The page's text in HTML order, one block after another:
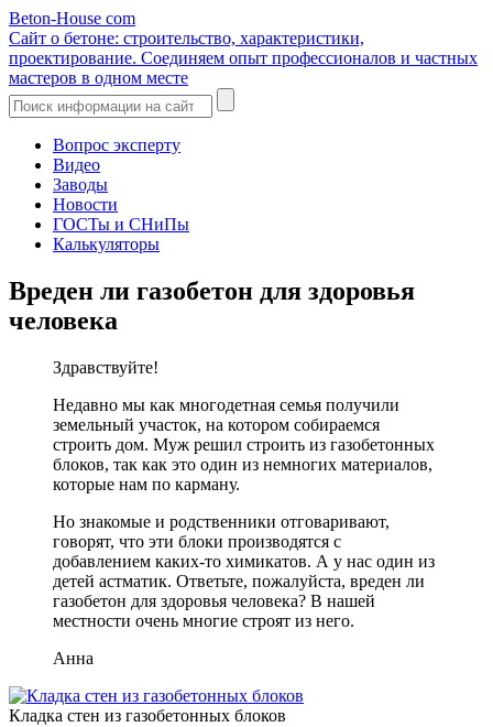
Beton-House com
Сайт о бетоне: строительство, характеристики,
проектирование. Соединяем опыт профессионалов и частных
мастеров в одном месте
Вопрос эксперту
Видео
Заводы
Новости
ГОСТы и СНиПы
Калькуляторы
Вреден ли газобетон для здоровья
человека
Здравствуйте!
Недавно мы как многодетная семья получили
земельный участок, на котором собираемся
строить дом. Муж решил строить из газобетонных
блоков, так как это один из немногих материалов,
которые нам по карману.
Но знакомые и родственники отговаривают,
говорят, что эти блоки производятся с
добавлением каких-то химикатов. А у нас один из
детей астматик. Ответьте, пожалуйста, вреден ли
газобетон для здоровья человека? В нашей
местности очень многие строят из него.
Анна
Кладка стен из газобетонных блоков